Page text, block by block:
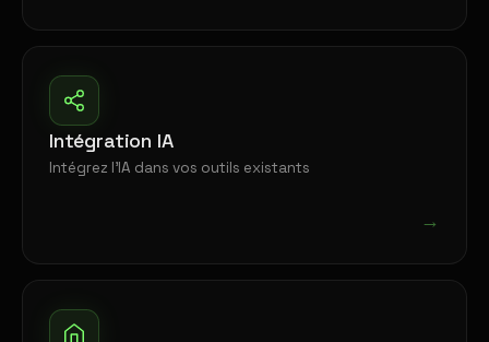
Intégration IA
Intégrez l'IA dans vos outils existants
→